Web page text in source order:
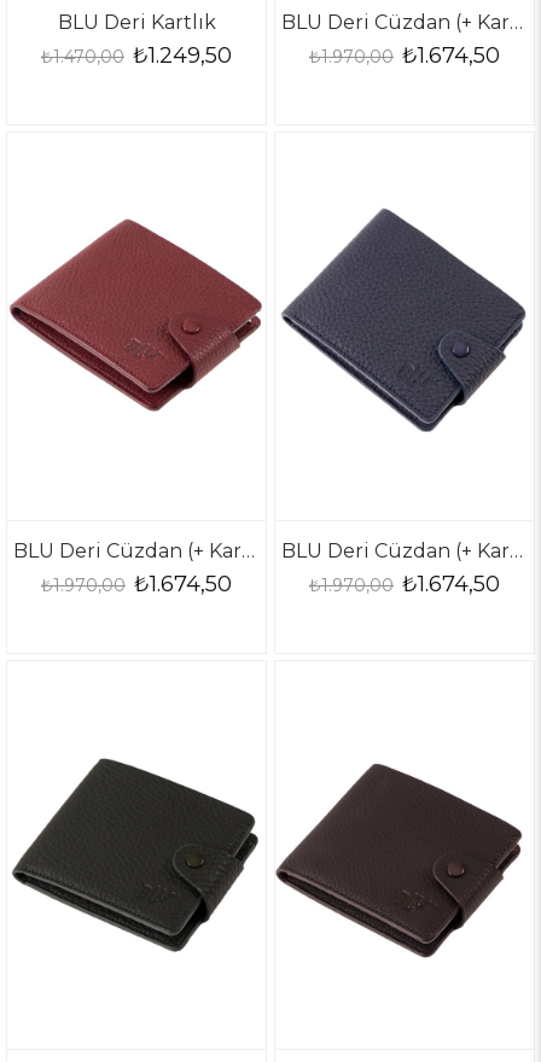
BLU Deri Kartlık
₺1.249,50
₺1.470,00
BLU Deri Cüzdan (+ Kartlık )
₺1.674,50
₺1.970,00
BLU Deri Cüzdan (+ Kartlık )
₺1.674,50
₺1.970,00
BLU Deri Cüzdan (+ Kartlık )
₺1.674,50
₺1.970,00